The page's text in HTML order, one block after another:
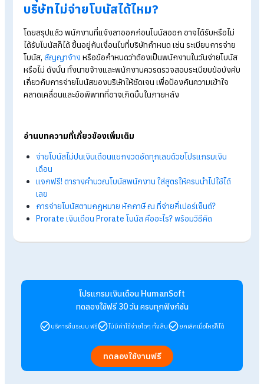
โบนัสถือเป็นเงินพิเศษที่บริษัทให้ตามดุลยพินิจ ไม่ใช่ค่าจ้างที่กฎหม
บังคับต้องจ่าย ดังนั้นนายจ้างสามารถกำหนดหลักเกณฑ์การจ่ายเ
ได้
ตัวอย่างเช่น :
บริษัทกำหนดจ่ายโบนัสวันที่ 31 ธันวาคม
พนักงานลาออกและสิ้นสุดสภาพวันที่ 30 ธันวาคม
หากบริษัทกำหนดว่าการจ่ายโบนัสขึ้นอยู่กับผลการ
งาน หรือการถูกลงโทษทางวินัย นายจ้างสามารถใช้ดุลยพินิจไม่จ่
โบนัสได้
สรุป ไขข้อสงสัย? พนักงานจะลาออก